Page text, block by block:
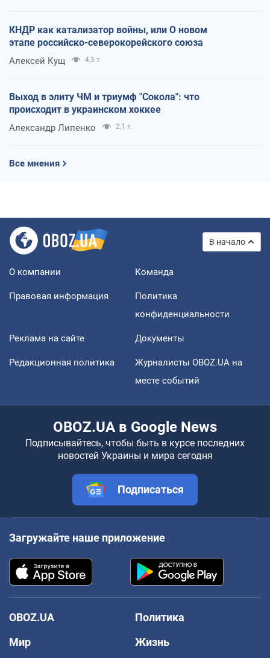
КНДР как катализатор войны, или О новом
этапе российско-северокорейского союза
Алексей Кущ 4,3 т.
Выход в элиту ЧМ и триумф "Сокола": что
происходит в украинском хоккее
Александр Липенко 2,1 т.
Все мнения
В начало
О компании Команда
Правовая информация
Политика
конфиденциальности
Реклама на сайте Документы
Редакционная политика
Журналисты OBOZ.UA на
месте событий
OBOZ.UA в Google News
Подписывайтесь, чтобы быть в курсе последних
новостей Украины и мира сегодня
Подписаться
Загружайте наше приложение
OBOZ.UA
Политика
Мир
Жизнь